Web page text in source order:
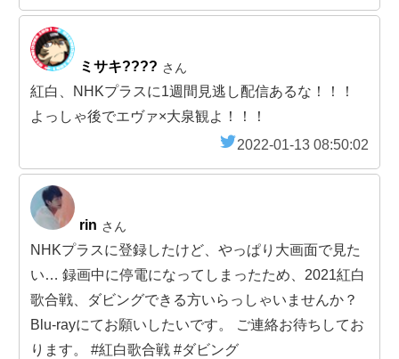
ミサキ???? さん
紅白、NHKプラスに1週間見逃し配信あるな！！！
よっしゃ後でエヴァ×大泉観よ！！！
2022-01-13 08:50:02
rin さん
NHKプラスに登録したけど、やっぱり大画面で見た
い… 録画中に停電になってしまったため、2021紅白
歌合戦、ダビングできる方いらっしゃいませんか？
Blu-rayにてお願いしたいです。 ご連絡お待ちしてお
ります。 #紅白歌合戦 #ダビング